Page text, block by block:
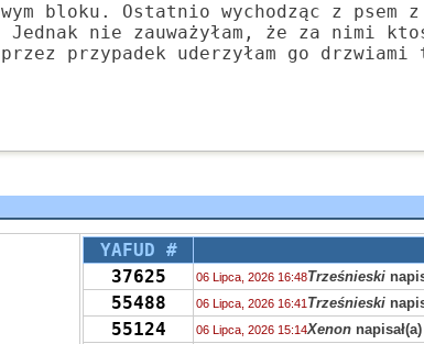
bloku. Ostatnio wychodząc z psem z
Jednak nie zauważyłam, że za nimi
przypadek uderzyłam go drzwiami
YAFUD #
37625
06 Lipca, 2026 16:48Trześnieski
55488 06 Lipca, 2026 16:41 Trześnieski
55124 06 Lipca, 2026 15:14Xenon napisał(a)